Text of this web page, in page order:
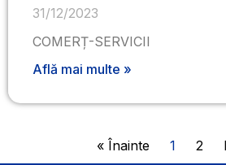
31/12/2023
COMERȚ-SERVICII
Află mai multe »
« Înainte 1 2